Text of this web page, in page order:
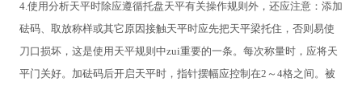
4.使用分析天平时除应遵循托盘天平有关操作规则外，还应注意：添加
砝码、取放称样或其它原因接触天平时应先把天平梁托住，否则易使
刀口损坏，这是使用天平规则中zui重要的一条。每次称量时，应将天
平门关好。加砝码后开启天平时，指针摆幅应控制在2～4格之间。被